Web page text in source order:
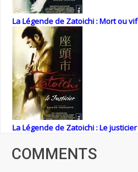
La Légende de Zatoichi : Mort ou vif
La Légende de Zatoichi : Le justicier
COMMENTS